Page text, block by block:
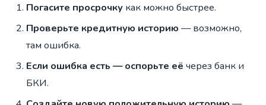
Погасите просрочку как можно быстрее.
Проверьте кредитную историю — возможно,
там ошибка.
Если ошибка есть — оспорьте её через банк и
БКИ.